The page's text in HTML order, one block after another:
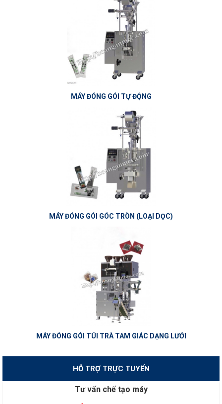
MÁY ĐÓNG GÓI TỰ ĐỘNG
MÁY ĐÓNG GÓI GÓC TRÒN (LOẠI DỌC)
MÁY ĐÓNG GÓI TÚI TRÀ TAM GIÁC DẠNG LƯỚI
HỖ TRỢ TRỰC TUYẾN
Tư vấn chế tạo máy